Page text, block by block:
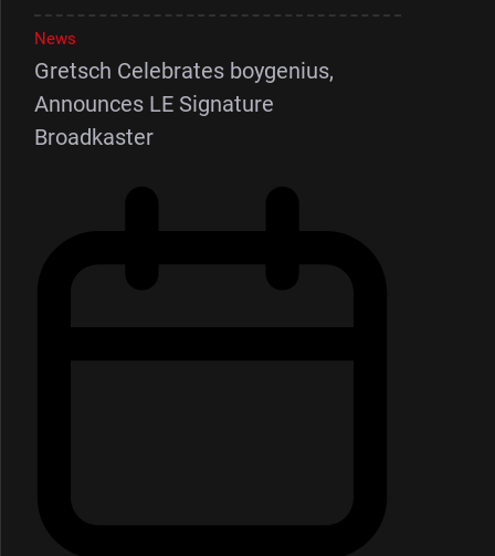
News
Gretsch Celebrates boygenius,
Announces LE Signature
Broadkaster